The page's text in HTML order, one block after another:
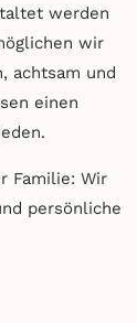
werden
wir
achtsam und
einen
Familie: Wir
persönliche